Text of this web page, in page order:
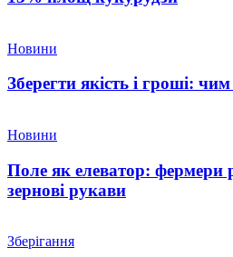
Новини
Зберегти якість і гроші:
Новини
Поле як елеватор: фермери
зернові рукави
Зберігання